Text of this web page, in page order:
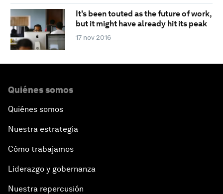
It's been touted as the future of work,
but it might have already hit its peak
17 nov 2016
Quiénes somos
Quiénes somos
Nuestra estrategia
Cómo trabajamos
Liderazgo y gobernanza
Nuestra repercusión